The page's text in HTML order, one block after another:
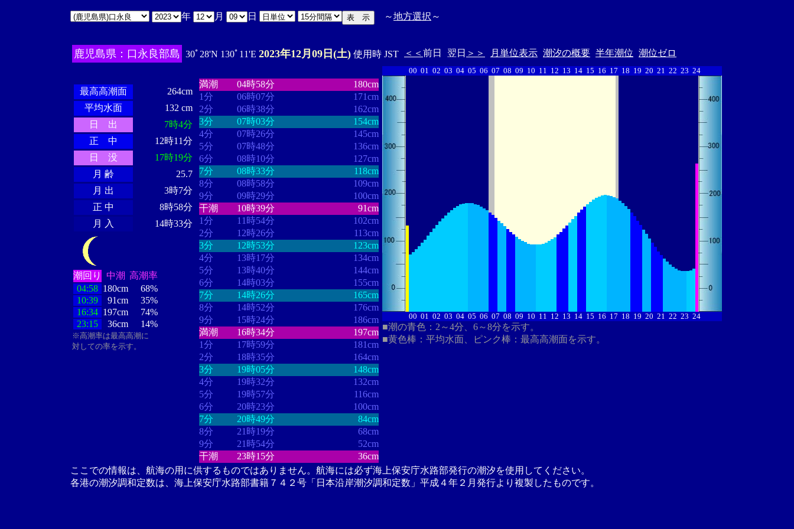
年 月 日 ～地方選択 ～
鹿児島県：口永良部島 30ﾟ28'N 130ﾟ11'E 2023年12月09日(土) 使用時 JST ＜＜ 前日 翌日 ＞＞ 月単位表示 潮汐の概要 半年潮位 潮位ゼロ
最高高潮面
264cm
平均水面
132 cm
日 出
7時4分
正 中
12時11分
日 没
17時19分
月 齢
25.7
月 出
3時7分
正 中
8時58分
月 入
14時33分
潮回り 中潮 高潮率
04:58 180cm
68%
10:39
91cm
35%
16:34 197cm
74%
23:15
36cm 14%
※高潮率は最高高潮に
対しての率を示す。
満潮
04時58分
180cm
1分
06時07分
171cm
2分
06時38分
162cm
3分
07時03分
154cm
4分
07時26分
145cm
5分
07時48分
136cm
6分
08時10分
127cm
7分
08時33分
118cm
8分
08時58分
109cm
9分
09時29分
100cm
干潮
10時39分
91cm
1分
11時54分
102cm
2分
12時26分
113cm
3分
12時53分
123cm
4分
13時17分
134cm
5分
13時40分
144cm
6分
14時03分
155cm
7分
14時26分
165cm
8分
14時52分
176cm
9分
15時24分
186cm
満潮
16時34分
197cm
1分
17時59分
181cm
2分
18時35分
164cm
3分
19時05分
148cm
4分
19時32分
132cm
5分
19時57分
116cm
6分
20時23分
100cm
7分
20時49分
84cm
8分
21時19分
68cm
9分
21時54分
52cm
干潮
23時15分 36cm
00 01 02 03 04 05 06 07 08 09 10 11 12 13 14 15 16 17 18 19 20 21 22 23 24
00 01 02 03 04 05 06 07 08 09 10 11 12 13 14 15 16 17 18 19 20 21 22 23 24
■潮の青色：2～4分、6～8分を示す。
■黄色棒：平均水面、ピンク棒：最高高潮面を示す。
ここでの情報は、航海の用に供するものではありません。航海には必ず海上保安庁水路部発行の潮汐を使用してください。
各港の潮汐調和定数は、海上保安庁水路部書籍７４２号「日本沿岸潮汐調和定数」平成４年２月発行より複製したものです。